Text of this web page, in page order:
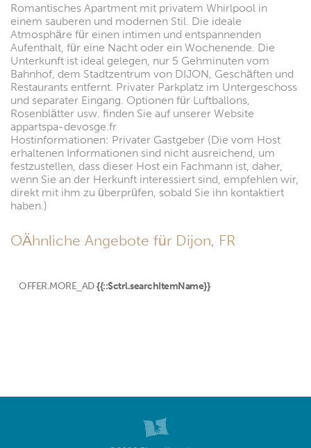
Romantisches Apartment mit privatem Whirlpool in
einem sauberen und modernen Stil. Die ideale
Atmosphäre für einen intimen und entspannenden
Aufenthalt, für eine Nacht oder ein Wochenende. Die
Unterkunft ist ideal gelegen, nur 5 Gehminuten vom
Bahnhof, dem Stadtzentrum von DIJON, Geschäften und
Restaurants entfernt. Privater Parkplatz im Untergeschoss
und separater Eingang. Optionen für Luftballons,
Rosenblätter usw. finden Sie auf unserer Website
appartspa-devosge.fr
Hostinformationen: Privater Gastgeber (Die vom Host
erhaltenen Informationen sind nicht ausreichend, um
festzustellen, dass dieser Host ein Fachmann ist, daher,
wenn Sie an der Herkunft interessiert sind, empfehlen wir,
direkt mit ihm zu überprüfen, sobald Sie ihn kontaktiert
haben.)
OÄhnliche Angebote für Dijon, FR
OFFER.MORE_AD {{::$ctrl.searchItemName}}